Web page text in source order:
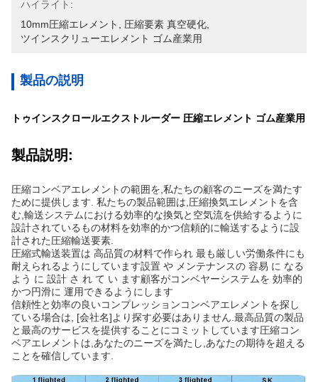
ハイライト:
10mm圧縮エレメント
圧縮要素 真空硬化
ツインスクリューエレメント ゴム産業用
製品の説明
トゥインスクロールエクストルーダー 圧縮エレメント ゴム産業用
製品説明:
圧縮コンベアエレメントの範囲を,私たちの顧客のニーズを満たす
ために提供します. 私たちの製品範囲は,圧縮換気エレメントを含
む,輸送システムにおける効率的な換気と空気流を供給するように
設計されているもの材料を効率的かつ信頼的に輸送するように設
計された圧縮輸送要素.
圧縮式輸送装置は 高品質の材料で作られ 最も厳しい労働条件にも
耐えられるようにしています設置 や メンテナンスの 容易 に なる
よう に 設計 さ れ て い ます顧客がコンベヤーシステムを 効率的
かつ円滑に 運用できるようにします
信頼性と効率の良いコンプレッションコンベアエレメントを探し
ている場合は, [会社名]より探す必要はありません.最高品質の製品
と最高のサービスを提供することにコミットしています圧縮コン
ベアエレメントは,あなたのニーズを満たし,あなたの期待を超える
ことを確信しています.